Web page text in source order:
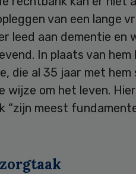
van een lange
leed aan dementie en
In plaats van
die al 35 jaar met
wijze om het leven.
“zijn meest